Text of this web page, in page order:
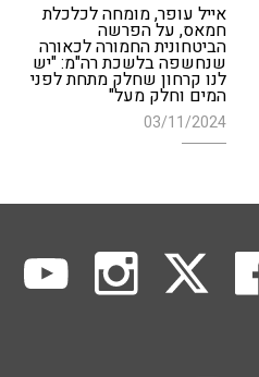
אייל עופר, מומחה לכלכלת
חמאס, על הפרשה
הביטחונית החמורה לכאורה
שנחשפה בלשכת רה"מ: "יש
לנו קרחון שחלק מתחת לפני
המים וחלק מעל"
03/11/2024